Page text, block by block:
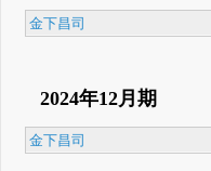
金下昌司
2024年12月期
金下昌司